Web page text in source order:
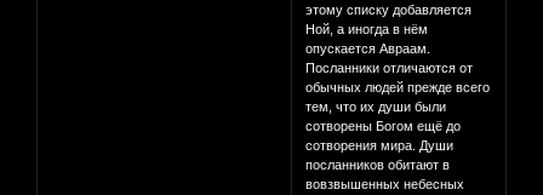
этому списку добавляется
Ной, а иногда в нём
опускается Авраам.
Посланники отличаются от
обычных людей прежде всего
тем, что их души были
сотворены Богом ещё до
сотворения мира. Души
посланников обитают в
вовзвышенных небесных